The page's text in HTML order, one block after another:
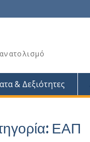
& Δεξιότητες
ΕΑΠ